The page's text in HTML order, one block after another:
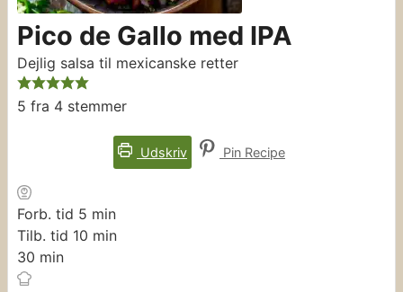
Pico de Gallo med IPA
Dejlig salsa til mexicanske retter
5 fra 4 stemmer
Udskriv Pin Recipe
Forb. tid 5 minutter
min
Tilb. tid 10 minutter
min
30 minutter
min